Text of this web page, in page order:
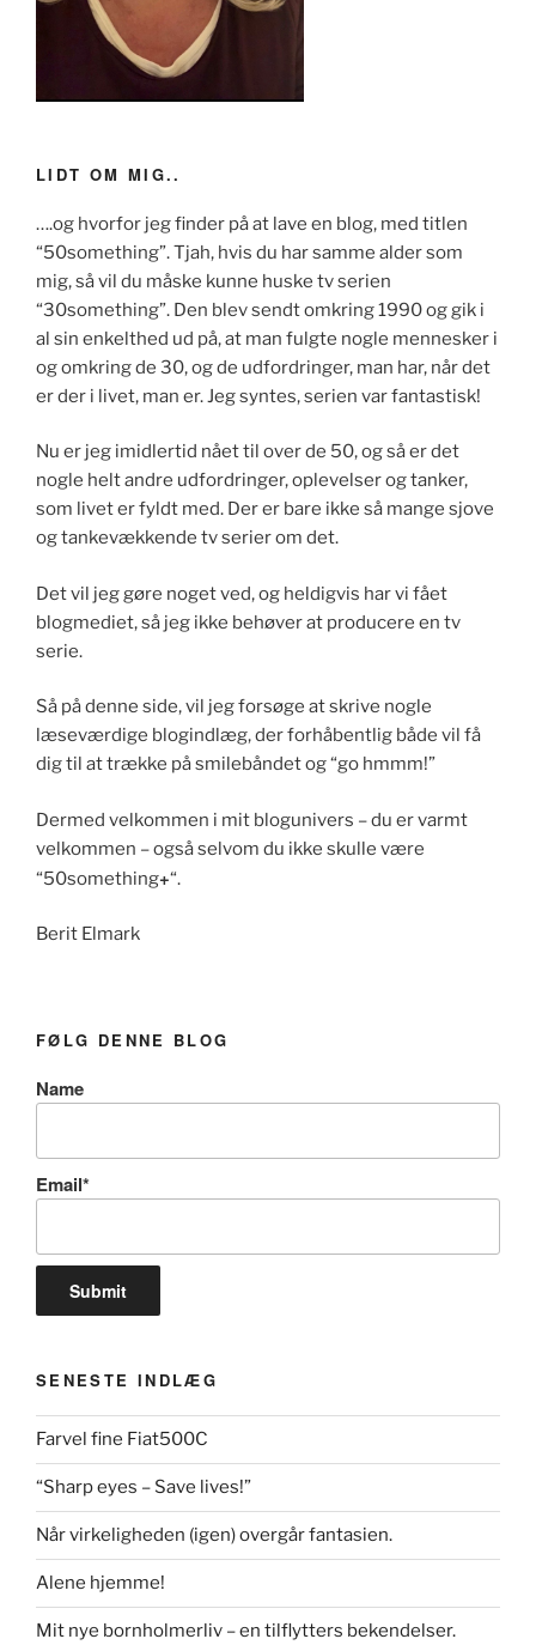
LIDT OM MIG..
….og hvorfor jeg finder på at lave en blog, med titlen
“50something”. Tjah, hvis du har samme alder som
mig, så vil du måske kunne huske tv serien
“30something”. Den blev sendt omkring 1990 og gik i
al sin enkelthed ud på, at man fulgte nogle mennesker i
og omkring de 30, og de udfordringer, man har, når det
er der i livet, man er. Jeg syntes, serien var fantastisk!
Nu er jeg imidlertid nået til over de 50, og så er det
nogle helt andre udfordringer, oplevelser og tanker,
som livet er fyldt med. Der er bare ikke så mange sjove
og tankevækkende tv serier om det.
Det vil jeg gøre noget ved, og heldigvis har vi fået
blogmediet, så jeg ikke behøver at producere en tv
serie.
Så på denne side, vil jeg forsøge at skrive nogle
læseværdige blogindlæg, der forhåbentlig både vil få
dig til at trække på smilebåndet og “go hmmm!”
Dermed velkommen i mit blogunivers – du er varmt
velkommen – også selvom du ikke skulle være
“50something+“.
Berit Elmark
FØLG DENNE BLOG
Name
Email*
SENESTE INDLÆG
Farvel fine Fiat500C
“Sharp eyes – Save lives!”
Når virkeligheden (igen) overgår fantasien.
Alene hjemme!
Mit nye bornholmerliv – en tilflytters bekendelser.